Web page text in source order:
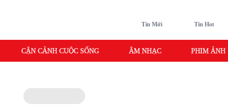
Tin Mới Tin Hot
CẬN CẢNH CUỘC SỐNG ÂM NHẠC PHIM ẢNH